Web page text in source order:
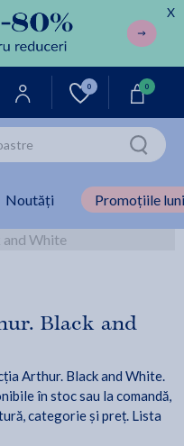
X
0 0
Noutăți Promoțiile
and White
Black and
Arthur. Black and White.
în stoc sau la comandă,
categorie și preț. Lista
poți reveni oricând